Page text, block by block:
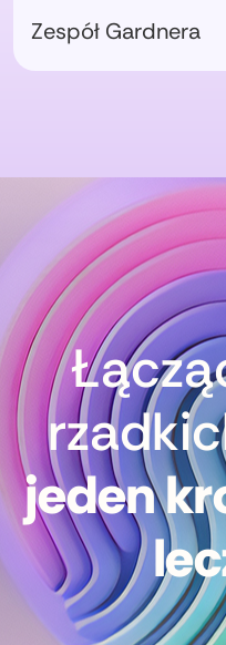
Zespół Gardnera
jeden